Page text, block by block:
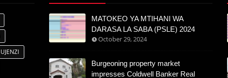
UJENZI
MATOKEO YA MTIHANI WA
DARASA LA SABA (PSLE) 2024
October 29, 2024
Burgeoning property market
impresses Coldwell Banker Real